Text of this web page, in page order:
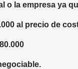
o la empresa ya
al precio de